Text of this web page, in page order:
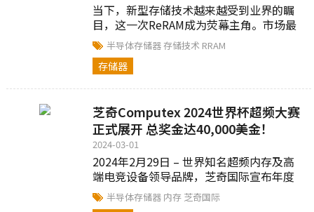
当下，新型存储技术越来越受到业界的瞩
目，这一次ReRAM成为荧幕主角。市场最
新动态：知名互联网科技公司字节跳动悄
然布局新....
半导体存储器 存储技术 RRAM
存储器
芝奇Computex 2024世界杯超频大赛
正式展开 总奖金达40,000美金！
2024-03-01
2024年2月29日 – 世界知名超频内存及高
端电竞设备领导品牌，芝奇国际宣布年度
液态氮极限超频盛事「芝奇世界杯超频大
赛」(OC...
半导体存储器 内存 芝奇国际